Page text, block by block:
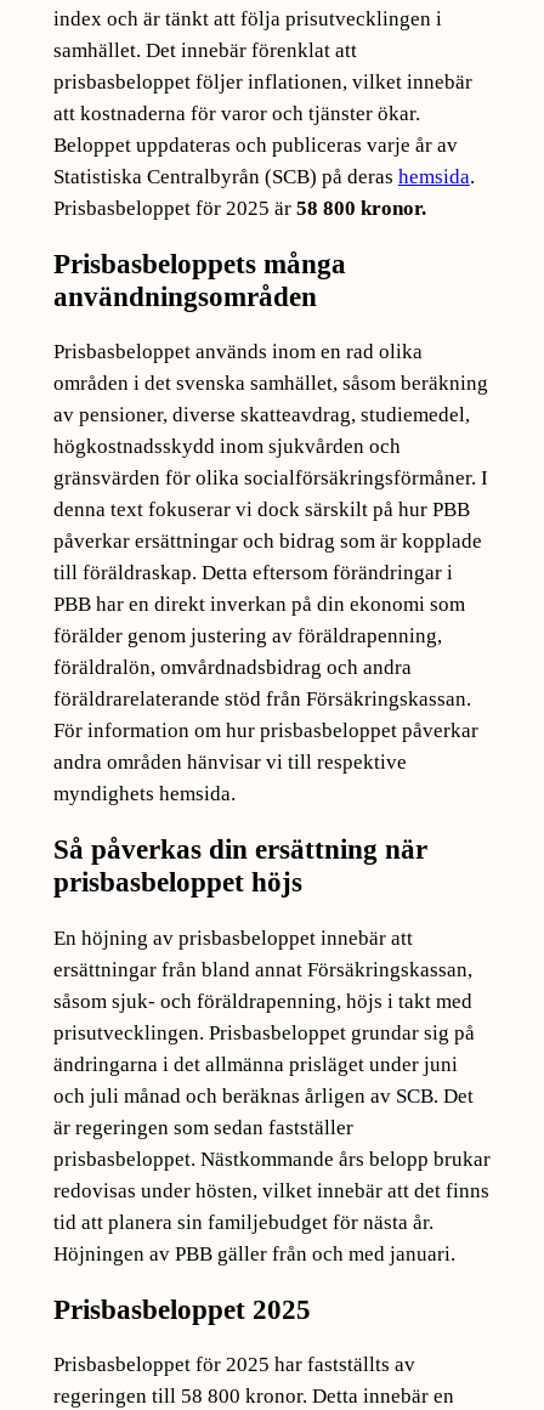
index och är tänkt att följa prisutvecklingen i
samhället. Det innebär förenklat att
prisbasbeloppet följer inflationen, vilket innebär
att kostnaderna för varor och tjänster ökar.
Beloppet uppdateras och publiceras varje år av
Statistiska Centralbyrån (SCB) på deras hemsida.
Prisbasbeloppet för 2025 är 58 800 kronor.
Prisbasbeloppets många
användningsområden
Prisbasbeloppet används inom en rad olika
områden i det svenska samhället, såsom beräkning
av pensioner, diverse skatteavdrag, studiemedel,
högkostnadsskydd inom sjukvården och
gränsvärden för olika socialförsäkringsförmåner. I
denna text fokuserar vi dock särskilt på hur PBB
påverkar ersättningar och bidrag som är kopplade
till föräldraskap. Detta eftersom förändringar i
PBB har en direkt inverkan på din ekonomi som
förälder genom justering av föräldrapenning,
föräldralön, omvårdnadsbidrag och andra
föräldrarelaterande stöd från Försäkringskassan.
För information om hur prisbasbeloppet påverkar
andra områden hänvisar vi till respektive
myndighets hemsida.
Så påverkas din ersättning när
prisbasbeloppet höjs
En höjning av prisbasbeloppet innebär att
ersättningar från bland annat Försäkringskassan,
såsom sjuk- och föräldrapenning, höjs i takt med
prisutvecklingen. Prisbasbeloppet grundar sig på
ändringarna i det allmänna prisläget under juni
och juli månad och beräknas årligen av SCB. Det
är regeringen som sedan fastställer
prisbasbeloppet. Nästkommande års belopp brukar
redovisas under hösten, vilket innebär att det finns
tid att planera sin familjebudget för nästa år.
Höjningen av PBB gäller från och med januari.
Prisbasbeloppet 2025
Prisbasbeloppet för 2025 har fastställts av
regeringen till 58 800 kronor. Detta innebär en